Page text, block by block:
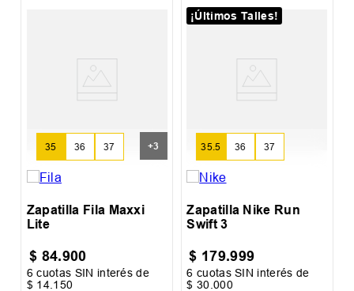
35 36 37 +3
Zapatilla Fila Maxxi
Lite
$ 84.900
6 cuotas SIN interés de
$ 14. 150
¡Últimos Talles!
35.5 36 37
Zapatilla Nike Run
Swift 3
$ 179.999
6 cuotas SIN interés de
$ 30 000